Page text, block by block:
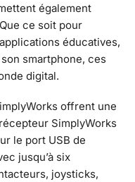
également
ce soit pour
éducatives,
smartphone, ces
digital.
offrent une
SimplyWorks
le port USB de
jusqu’à six
joysticks,